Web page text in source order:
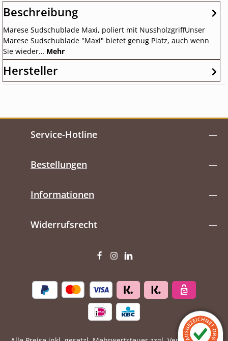
Beschreibung
Marese Sudschublade Maxi, poliert mit NussholzgriffUnser
Marese Sudschublade "Maxi" bietet genug Platz, auch wenn
Sie wieder… Mehr
Hersteller
Service-Hotline
Bestellungen
Informationen
Widerrufsrecht